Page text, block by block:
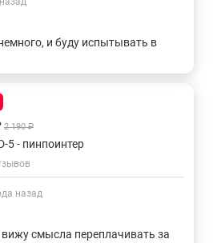
консультацию специалистов об
данного изделия вы можете
с нами по телефону или
сайт – с помощью формы обратной
чатом с онлайн-
поиска
для поиска золота
и буду испытывать в
2 190 ₽
5 - пинпоинтер
назад
смысла переплачивать за